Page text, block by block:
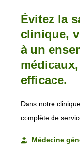
Évitez la
clinique,
à un
efficace.
Dans notre
complète de
Médecine